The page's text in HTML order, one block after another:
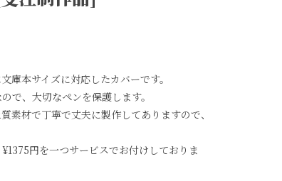
庫本サイズに対応したカバーです。
で、大切なペンを保護します。
素材で丁寧で丈夫に製作してありますので、
円を一つサービスでお付けしておりま